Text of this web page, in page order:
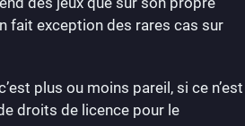
fait exception des rares cas sur
plus ou moins pareil, si ce n’est
droits de licence pour le